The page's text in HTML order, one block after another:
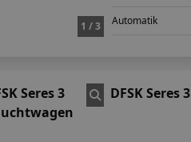
1 / 3 Automatik
DFSK Seres 3